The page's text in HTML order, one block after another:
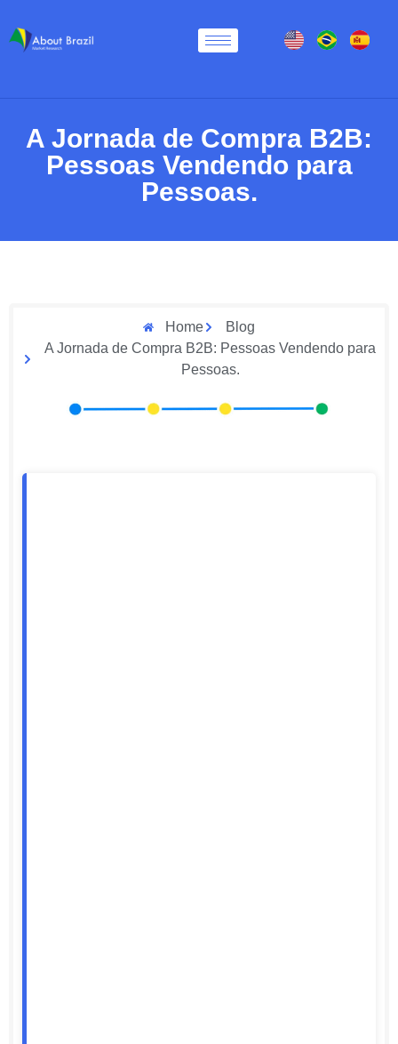
A Jornada de Compra B2B:
Pessoas Vendendo para
Pessoas.
Home
Blog
A Jornada de Compra B2B: Pessoas Vendendo para
Pessoas.